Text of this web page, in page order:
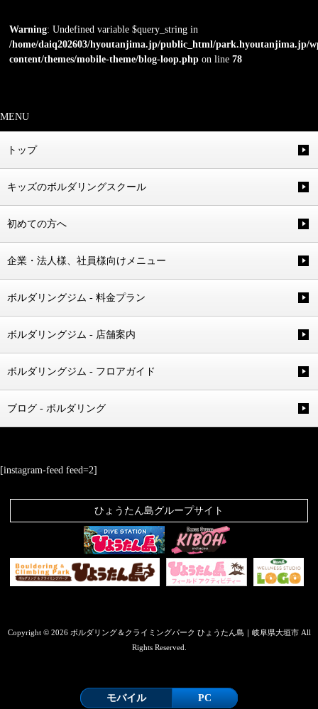
Warning: Undefined variable $query_string in
/home/daiq202603/hyoutanjima.jp/public_html/park.hyoutanjima.jp/
content/themes/mobile-theme/blog-loop.php on line78
MENU
トップ
キッズのボルダリングスクール
初めての方へ
企業・法人様、社員様向けメニュー
ボルダリングジム - 料金プラン
ボルダリングジム - 店舗案内
ボルダリングジム - フロアガイド
ブログ - ボルダリング
[instagram-feed feed=2]
ひょうたん島グループサイト
Copyright © 2026 ボルダリング＆クライミングパーク ひょうたん島｜岐阜県大垣市 All
Rights Reserved.
モバイル PC